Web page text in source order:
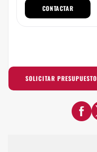
CONTACTAR
SOLICITAR PRESUPUESTO